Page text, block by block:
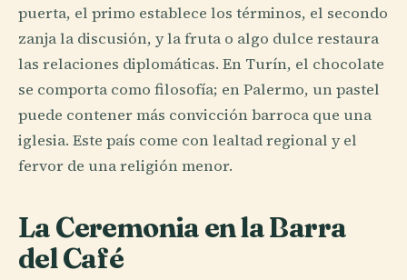
puerta, el primo establece los términos, el secondo
zanja la discusión, y la fruta o algo dulce restaura
las relaciones diplomáticas. En Turín, el chocolate
se comporta como filosofía; en Palermo, un pastel
puede contener más convicción barroca que una
iglesia. Este país come con lealtad regional y el
fervor de una religión menor.
La Ceremonia en la Barra
del Café